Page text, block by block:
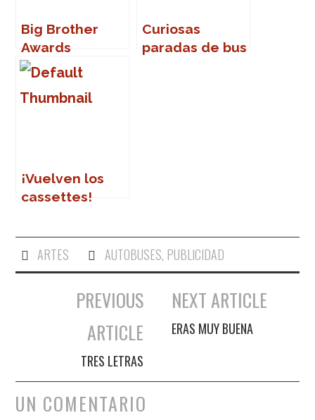
Big Brother
Awards
Curiosas
paradas de bus
¡Vuelven los
cassettes!
ARTES AUTOBUSES, PUBLICIDAD
Navegación de entradas
PREVIOUS
ARTICLE
TRES LETRAS
NEXT ARTICLE
ERAS MUY BUENA
UN COMENTARIO